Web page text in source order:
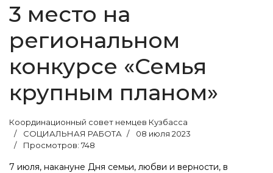
3 место на
региональном
конкурсе «Семья
крупным планом»
Координационный совет немцев Кузбасса
СОЦИАЛЬНАЯ РАБОТА
08 июля 2023
Просмотров: 748
7 июля, накануне Дня семьи, любви и верности, в